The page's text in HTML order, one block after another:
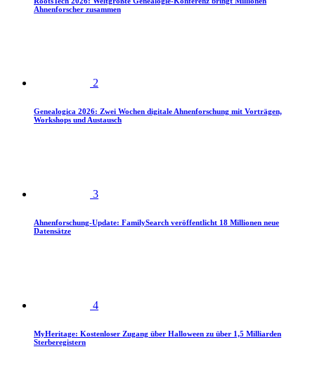
Ahnenforscher zusammen
2
Genealogica 2026: Zwei Wochen digitale Ahnenforschung mit Vorträgen,
Workshops und Austausch
3
Ahnenforschung-Update: FamilySearch veröffentlicht 18 Millionen neue
Datensätze
4
MyHeritage: Kostenloser Zugang über Halloween zu über 1,5 Milliarden
Sterberegistern